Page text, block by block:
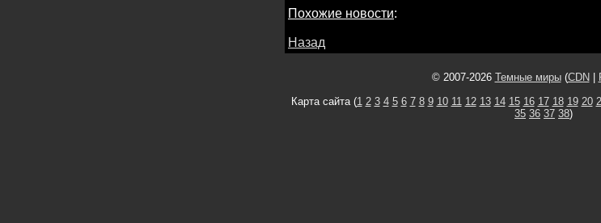
Похожие новости:
Назад
© 2007-2026 Темные миры(CDN
Карта сайта (1 2 3 4 5 6 7 8 9 10 11 12 13 14 15 16 17 18 19 20
35 36 37 38)